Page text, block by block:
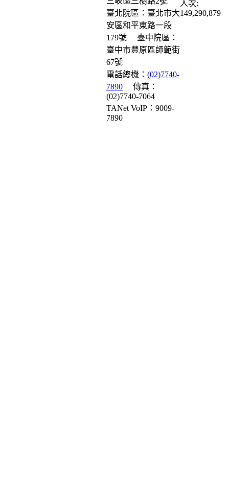
臺北院區：臺北市大
安區和平東路一段
179號
臺中院區：
臺中市豐原區師範街
67號
電話總機： (02)7740-
7890
傳真：
(02)7740-7064
TANet VoIP：9009-
7890
人次:
149,290,879